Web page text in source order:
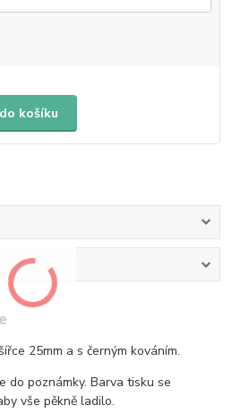
košíku
25mm a s černým kováním.
do poznámky. Barva tisku se
vše pěkně ladilo.